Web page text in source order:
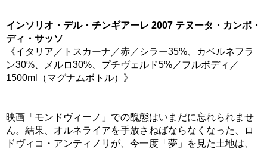
インソリオ・デル・チンギアーレ 2007 テヌータ・カンポ・
ディ・サッソ
《イタリア／トスカーナ／赤／シラー35%、カベルネフラ
ン30%、メルロ30%、プチヴェルド5%／フルボディ／
1500ml（マグナムボトル）》
映画「モンドヴィーノ」での醜態はいまだに忘れられませ
ん。結果、オルネライアを手放さねばならなくなった、ロ
ドヴィコ・アンティノリが、今一度「夢」を見た土地は、